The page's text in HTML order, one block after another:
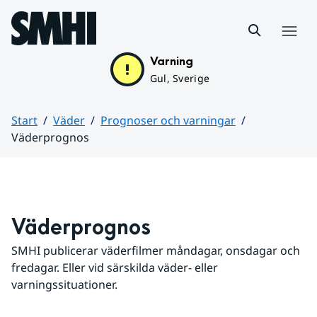
Hoppa till sidans innehåll
Varning
Gul, Sverige
Start Väder
Prognoser och varningar
Väderprognos
Väderprognos
SMHI publicerar väderfilmer måndagar, onsdagar och
fredagar. Eller vid särskilda väder- eller
varningssituationer.